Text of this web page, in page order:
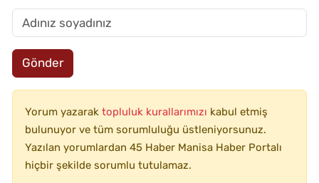
Gönder
Yorum yazarak topluluk kurallarımızı kabul etmiş
bulunuyor ve tüm sorumluluğu üstleniyorsunuz.
Yazılan yorumlardan 45 Haber Manisa Haber Portalı
hiçbir şekilde sorumlu tutulamaz.